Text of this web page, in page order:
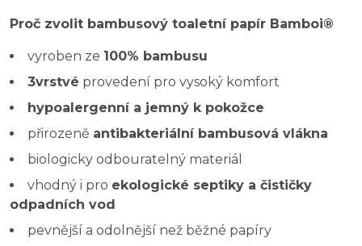
Proč zvolit bambusový toaletní papír Bamboi®
vyroben ze 100% bambusu
3vrstvé provedení pro vysoký komfort
hypoalergenní a jemný k pokožce
přirozeně antibakteriální bambusová vlákna
biologicky odbouratelný materiál
vhodný i pro ekologické septiky a čističky
odpadních vod
pevnější a odolnější než běžné papíry